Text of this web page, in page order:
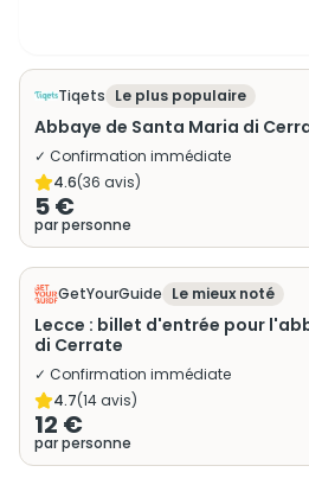
Tiqets Le plus populaire
Abbaye de Santa Maria di
✓ Confirmation immédiate
4.6(36 avis)
5 €
par personne
GetYourGuide Le mieux noté
Lecce : billet d'entrée pour
di Cerrate
✓ Confirmation immédiate
4.7(14avis)
12 €
par personne